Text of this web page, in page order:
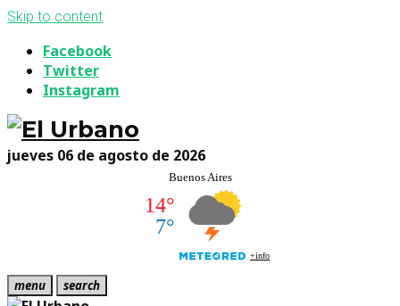
Skip to content
Facebook
Twitter
Instagram
jueves 06 de agosto de 2026
menu search